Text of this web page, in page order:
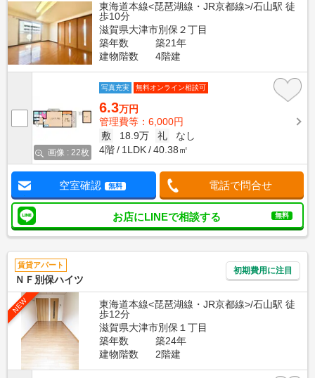
東海道本線<琵琶湖線・JR京都線>/石山駅 徒
歩10分
滋賀県大津市別保２丁目
築年数
築21年
建物階数
4階建
画像 : 22枚
写真充実 無料オンライン相談可
6.3万円
管理費等：6,000円
敷
18.9万 礼
なし
4階
1LDK 40.38㎡
空室確認 無料 電話で問合せ
お店にLINEで相談する 無料
賃貸アパート
ＮＦ別保ハイツ
初期費用に注目
NEW
東海道本線<琵琶湖線・JR京都線>/石山駅 徒
歩12分
滋賀県大津市別保１丁目
築年数
築24年
建物階数
2階建